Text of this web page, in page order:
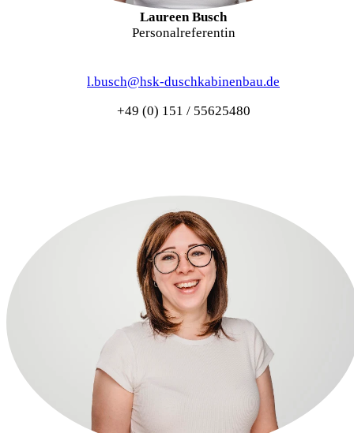
Laureen Busch
Personalreferentin
l.busch@hsk-duschkabinenbau.de
+49 (0) 151 / 55625480